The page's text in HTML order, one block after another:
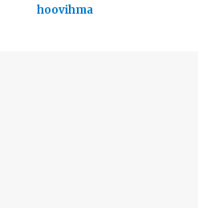
hoovihma